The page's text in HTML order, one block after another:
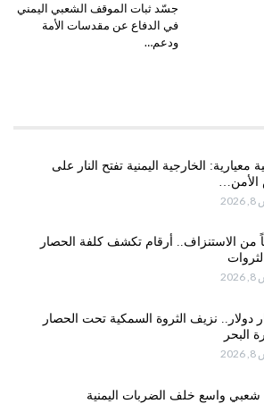
جسّد ثبات الموقف الشعبي اليمني
في الدفاع عن مقدسات الأمة
ودعم…
معيارية: الخارجية اليمنية تفتح النار على
من الاستنزاف.. أرقام تكشف كلفة الحصار
دولار.. نزيف الثروة السمكية تحت الحصار
البحر
شعبي واسع خلف الضربات اليمنية